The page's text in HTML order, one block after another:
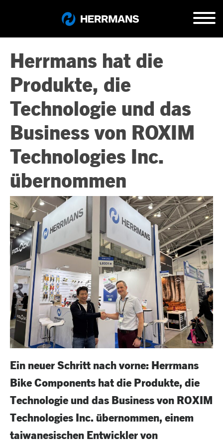
Herrmans hat die
Produkte, die
Technologie und das
Business von ROXIM
Technologies Inc.
übernommen
Ein neuer Schritt nach vorne: Herrmans
Bike Components hat die Produkte, die
Technologie und das Business von ROXIM
Technologies Inc. übernommen, einem
taiwanesischen Entwickler von